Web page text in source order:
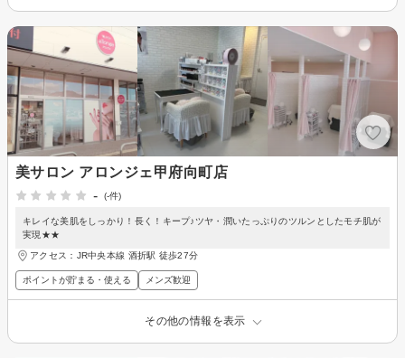
美サロン アロンジェ甲府向町店
-
(-件)
キレイな美肌をしっかり！長く！キープ♪ツヤ・潤いたっぷりのツルンとしたモチ肌が
実現★★
アクセス：JR中央本線 酒折駅 徒歩27分
ポイントが貯まる・使える メンズ歓迎
その他の情報を表示